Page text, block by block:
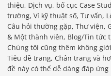
thiệu, Dịch vụ, bố cục Case
trường, Ví kỹ thuật số, Tư vấn,
Câu hỏi thường gặp, Thư viện,
& Một thành viên, Blog/Tin tức
Chúng tôi cũng thêm không
Tiêu đề trang, Chân trang và
đề này có thể dễ dàng đáp